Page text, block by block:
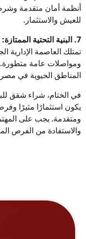
أنظمة أمان متقدمة
للعيش والاستثمار.
7. البنية التحتية الممتازة:
تمتلك العاصمة الإدارية
ومواصلات عامة
المناطق الحيوية في
في الختام، شراء شقق
يكون استثمارًا مثيرًا
ومتقدمة. يجب على
والاستفادة من الفرص